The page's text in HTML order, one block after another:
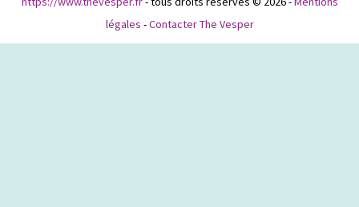
légales -Contacter The Vesper